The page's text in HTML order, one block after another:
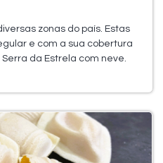
zonas do país. Estas
e com a sua cobertura
da Estrela com neve.